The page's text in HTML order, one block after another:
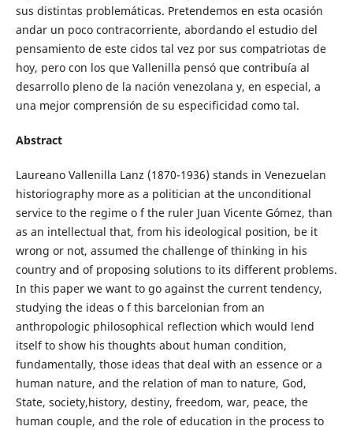
sus distintas problemáticas. Pretendemos en esta ocasión
andar un poco contracorriente, abordando el estudio del
pensamiento de este cidos tal vez por sus compatriotas de
hoy, pero con los que Vallenilla pensó que contribuía al
desarrollo pleno de la nación venezolana y, en especial, a
una mejor comprensión de su especificidad como tal.
Abstract
Laureano Vallenilla Lanz (1870-1936) stands in Venezuelan
historiography more as a politician at the unconditional
service to the regime o f the ruler Juan Vicente Gómez, than
as an intellectual that, from his ideological position, be it
wrong or not, assumed the challenge of thinking in his
country and of proposing solutions to its different problems.
In this paper we want to go against the current tendency,
studying the ideas o f this barcelonian from an
anthropologic philosophical reflection which would lend
itself to show his thoughts about human condition,
fundamentally, those ideas that deal with an essence or a
human nature, and the relation of man to nature, God,
State, society,history, destiny, freedom, war, peace, the
human couple, and the role of education in the process to